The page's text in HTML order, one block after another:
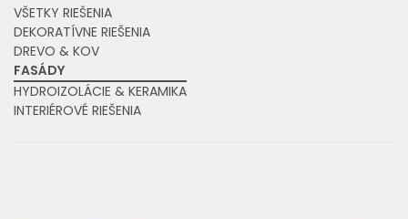
VŠETKY RIEŠENIA
DEKORATÍVNE RIEŠENIA
DREVO & KOV
FASÁDY
HYDROIZOLÁCIE & KERAMIKA
INTERIÉROVÉ RIEŠENIA